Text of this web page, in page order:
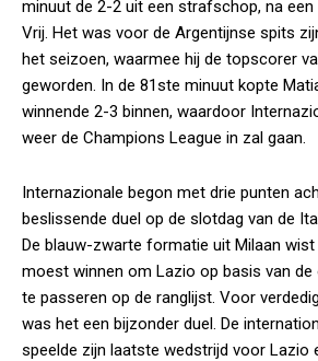
minuut de 2-2 uit een strafschop, na een
Vrij. Het was voor de Argentijnse spits
het seizoen, waarmee hij de topscorer
geworden. In de 81ste minuut kopte
winnende 2-3 binnen, waardoor
weer de Champions League in zal gaan.
Internazionale begon met drie punten
beslissende duel op de slotdag van de
De blauw-zwarte formatie uit Milaan
moest winnen om Lazio op basis van de
te passeren op de ranglijst. Voor
was het een bijzonder duel. De
speelde zijn laatste wedstrijd voor Lazio